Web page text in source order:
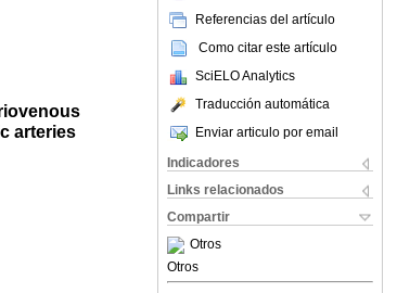
Referencias del artículo
Como citar este artículo
SciELO Analytics
Traducción automática
Enviar articulo por email
Indicadores
Links relacionados
Compartir
Otros
Otros
arteries